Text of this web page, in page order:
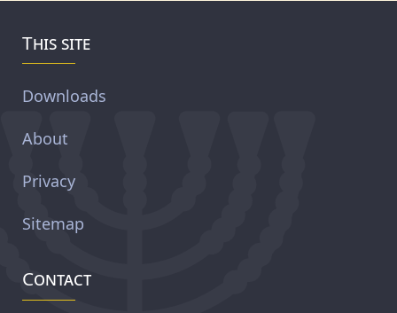
This site
Downloads
About
Privacy
Sitemap
Contact